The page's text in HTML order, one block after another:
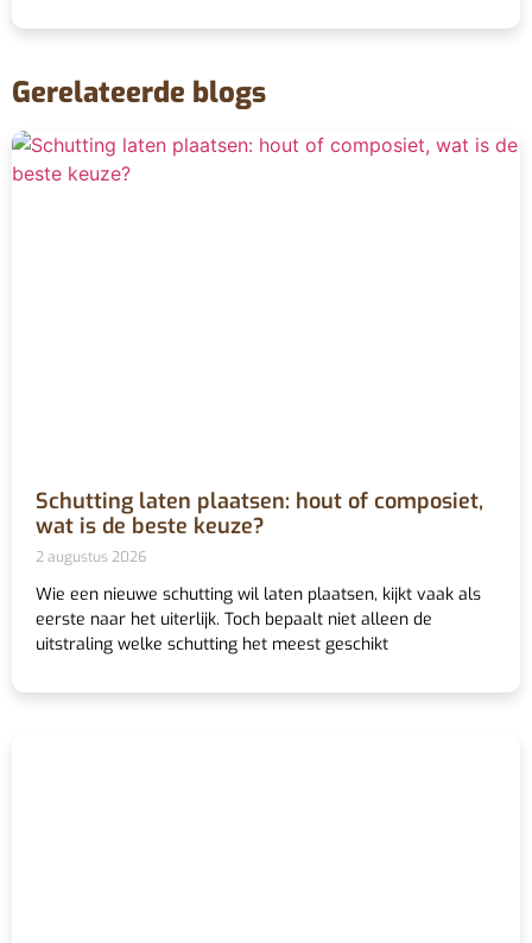
Gerelateerde blogs
Schutting laten plaatsen: hout of composiet,
wat is de beste keuze?
2 augustus 2026
Wie een nieuwe schutting wil laten plaatsen, kijkt vaak als
eerste naar het uiterlijk. Toch bepaalt niet alleen de
uitstraling welke schutting het meest geschikt